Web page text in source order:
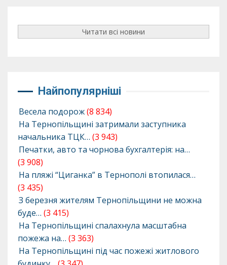
Читати всі новини
Найпопулярніші
Весела подорож(8 834)
На Тернопільщині затримали заступника
начальника ТЦК… (3 943)
Печатки, авто та чорнова бухгалтерія: на…
(3 908)
На пляжі “Циганка” в Тернополі втопилася…
(3 435)
З березня жителям Тернопільщини не можна
буде… (3 415)
На Тернопільщині спалахнула масштабна
пожежа на… (3 363)
На Тернопільщині під час пожежі житлового